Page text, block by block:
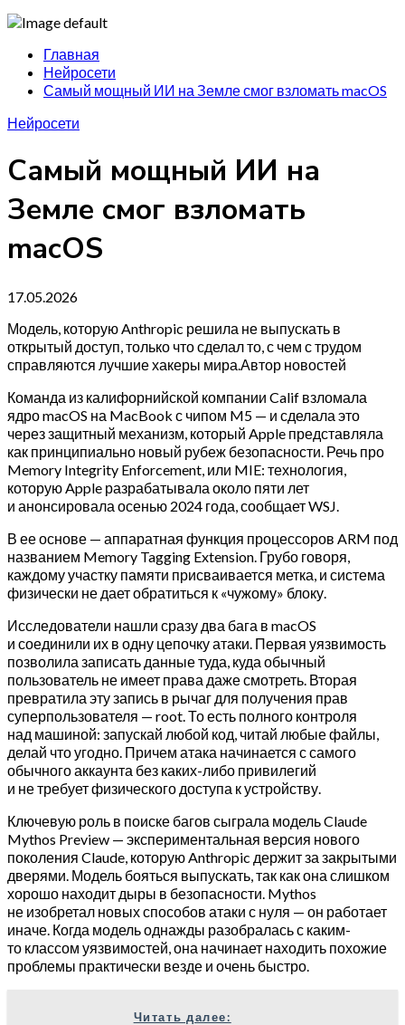
Главная
Нейросети
Самый мощный ИИ на Земле смог взломать macOS
Нейросети
Самый мощный ИИ на
Земле смог взломать
macOS
17.05.2026
Модель, которую Anthropic решила не выпускать в
открытый доступ, только что сделал то, с чем с трудом
справляются лучшие хакеры мира.Автор новостей
Команда из калифорнийской компании Calif взломала
ядро macOS на MacBook с чипом M5 — и сделала это
через защитный механизм, который Apple представляла
как принципиально новый рубеж безопасности. Речь про
Memory Integrity Enforcement, или MIE: технология,
которую Apple разрабатывала около пяти лет
и анонсировала осенью 2024 года, сообщает WSJ.
В ее основе — аппаратная функция процессоров ARM под
названием Memory Tagging Extension. Грубо говоря,
каждому участку памяти присваивается метка, и система
физически не дает обратиться к «чужому» блоку.
Исследователи нашли сразу два бага в macOS
и соединили их в одну цепочку атаки. Первая уязвимость
позволила записать данные туда, куда обычный
пользователь не имеет права даже смотреть. Вторая
превратила эту запись в рычаг для получения прав
суперпользователя — root. То есть полного контроля
над машиной: запускай любой код, читай любые файлы,
делай что угодно. Причем атака начинается с самого
обычного аккаунта без каких-либо привилегий
и не требует физического доступа к устройству.
Ключевую роль в поиске багов сыграла модель Claude
Mythos Preview — экспериментальная версия нового
поколения Claude, которую Anthropic держит за закрытыми
дверями. Модель бояться выпускать, так как она слишком
хорошо находит дыры в безопасности. Mythos
не изобретал новых способов атаки с нуля — он работает
иначе. Когда модель однажды разобралась с каким-
то классом уязвимостей, она начинает находить похожие
проблемы практически везде и очень быстро.
Читать далее: